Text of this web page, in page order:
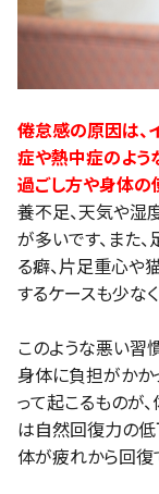
倦怠感の原因は、
症や熱中症のよう
過ごし方や身体の
養不足、天気や湿
が多いです、また
る癖、片足重心や
するケースも少な
このような悪い習
身体に負担がかか
って起こるものが
は自然回復力の低
体が疲れから回復